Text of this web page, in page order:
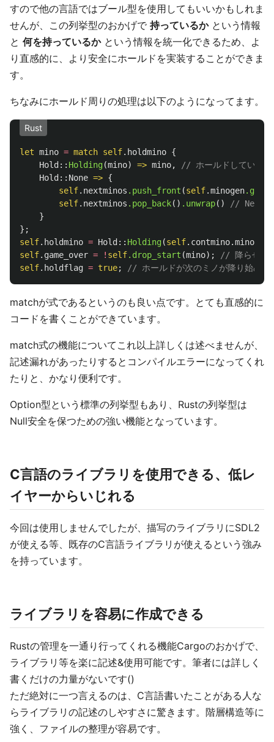
すので他の言語ではブール型を使用してもいいかもしれま
せんが、この列挙型のおかげで 持っているかという情報
と 何を持っているかという情報を統一化できるため、よ
り直感的に、より安全にホールドを実装することができま
す。
ちなみにホールド周りの処理は以下のようになってます。
Rust
let mino = match self.holdmino {
Hold :: Holding(mino) => mino,
// ホールドしていたミ
Hold :: None => {
self.nextminos .push_front (self.minogen
self.nextminos .pop_back() .unwrap()
// Nextか
}
};
self.holdmino = Hold :: Holding(self.contmino.mino
self.game_over = ! self.drop_start (mino);
// 降らせる
self.holdflag = true; // ホールドが次のミノが降り始める
matchが式であるというのも良い点です。とても直感的に
コードを書くことができています。
match式の機能についてこれ以上詳しくは述べませんが、
記述漏れがあったりするとコンパイルエラーになってくれ
たりと、かなり便利です。
Option型という標準の列挙型もあり、Rustの列挙型は
Null安全を保つための強い機能となっています。
C言語のライブラリを使用できる、低レ
イヤーからいじれる
今回は使用しませんでしたが、描写のライブラリにSDL2
が使える等、既存のC言語ライブラリが使えるという強み
を持っています。
ライブラリを容易に作成できる
Rustの管理を一通り行ってくれる機能Cargoのおかげで、
ライブラリ等を楽に記述&使用可能です。筆者には詳しく
書くだけの力量がないです()
ただ絶対に一つ言えるのは、C言語書いたことがある人な
らライブラリの記述のしやすさに驚きます。階層構造等に
強く、ファイルの整理が容易です。